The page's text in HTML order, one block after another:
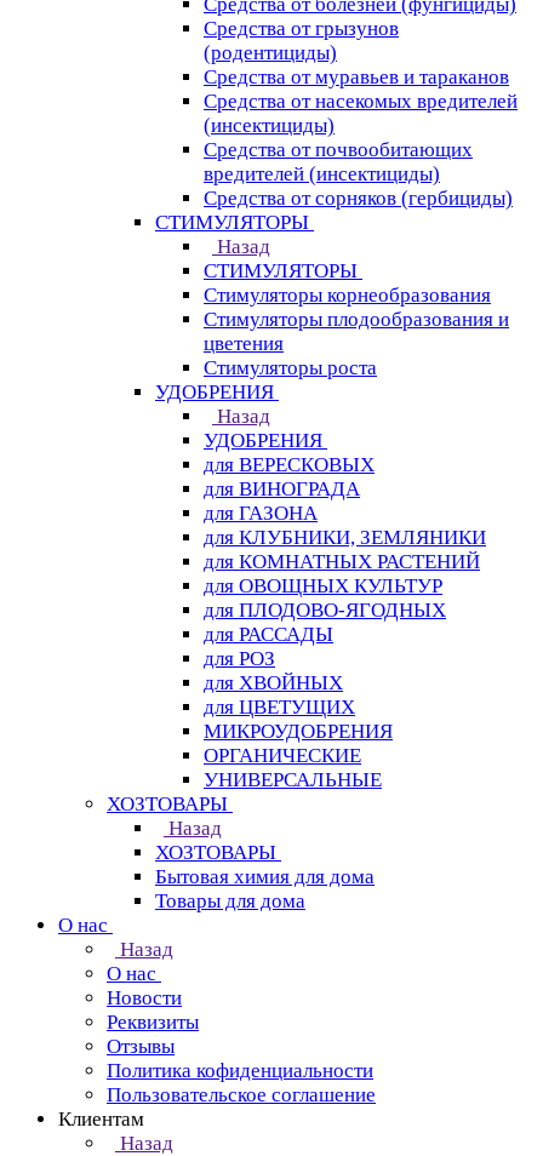
Средства от грызунов
(родентициды)
Средства от муравьев и тараканов
Средства от насекомых вредителей
(инсектициды)
Средства от почвообитающих
вредителей (инсектициды)
Средства от сорняков (гербициды)
СТИМУЛЯТОРЫ
Назад
СТИМУЛЯТОРЫ
Стимуляторы корнеобразования
Стимуляторы плодообразования и
цветения
Стимуляторы роста
УДОБРЕНИЯ
Назад
УДОБРЕНИЯ
для ВЕРЕСКОВЫХ
для ВИНОГРАДА
для ГАЗОНА
для КЛУБНИКИ, ЗЕМЛЯНИКИ
для КОМНАТНЫХ РАСТЕНИЙ
для ОВОЩНЫХ КУЛЬТУР
для ПЛОДОВО-ЯГОДНЫХ
для РАССАДЫ
для РОЗ
для ХВОЙНЫХ
для ЦВЕТУЩИХ
МИКРОУДОБРЕНИЯ
ОРГАНИЧЕСКИЕ
УНИВЕРСАЛЬНЫЕ
ХОЗТОВАРЫ
Назад
ХОЗТОВАРЫ
Бытовая химия для дома
Товары для дома
О нас
Назад
О нас
Новости
Реквизиты
Отзывы
Политика кофиденциальности
Пользовательское соглашение
Клиентам
Назад